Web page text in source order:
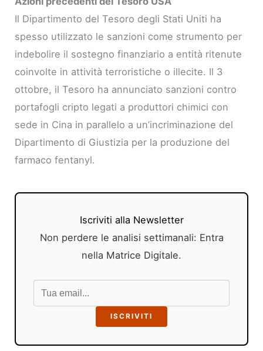
Il Dipartimento del Tesoro degli Stati Uniti ha
spesso utilizzato le sanzioni come strumento per
indebolire il sostegno finanziario a entità ritenute
coinvolte in attività terroristiche o illecite. Il 3
ottobre, il Tesoro ha annunciato sanzioni contro
portafogli cripto legati a produttori chimici con
sede in Cina in parallelo a un’incriminazione del
Dipartimento di Giustizia per la produzione del
farmaco fentanyl.
Iscriviti alla Newsletter
Non perdere le analisi settimanali: Entra
nella Matrice Digitale.
ISCRIVITI